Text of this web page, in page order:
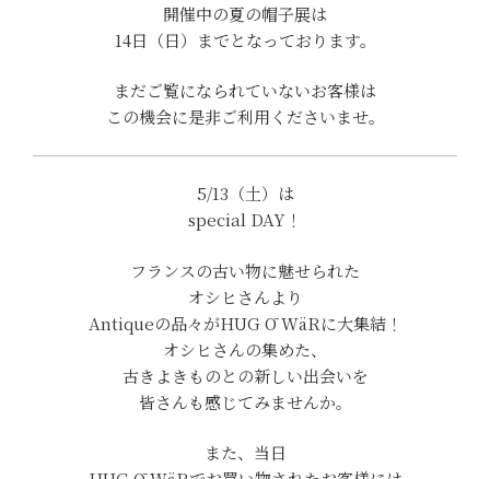
開催中の夏の帽子展は
14日（日）までとなっております。
まだご覧になられていないお客様は
この機会に是非ご利用くださいませ。
5/13（土）は
special DAY！
フランスの古い物に魅せられた
オシヒさんより
Antiqueの品々がHUG Ō WäRに大集結！
オシヒさんの集めた、
古きよきものとの新しい出会いを
皆さんも感じてみませんか。
また、当日